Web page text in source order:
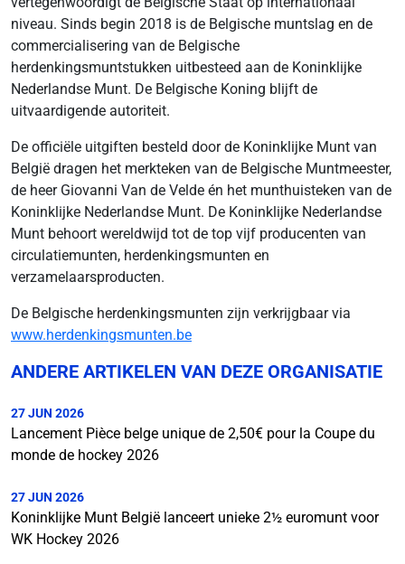
niveau. Sinds begin 2018 is de Belgische muntslag en de
commercialisering van de Belgische
herdenkingsmuntstukken uitbesteed aan de Koninklijke
Nederlandse Munt. De Belgische Koning blijft de
uitvaardigende autoriteit.
De officiële uitgiften besteld door de Koninklijke Munt van
België dragen het merkteken van de Belgische Muntmeester,
de heer Giovanni Van de Velde én het munthuisteken van de
Koninklijke Nederlandse Munt. De Koninklijke Nederlandse
Munt behoort wereldwijd tot de top vijf producenten van
circulatiemunten, herdenkingsmunten en
verzamelaarsproducten.
De Belgische herdenkingsmunten zijn verkrijgbaar via
www.herdenkingsmunten.be
ANDERE ARTIKELEN VAN DEZE ORGANISATIE
27 JUN 2026
Lancement Pièce belge unique de 2,50€ pour la Coupe du
monde de hockey 2026
27 JUN 2026
Koninklijke Munt België lanceert unieke 2½ euromunt voor
WK Hockey 2026